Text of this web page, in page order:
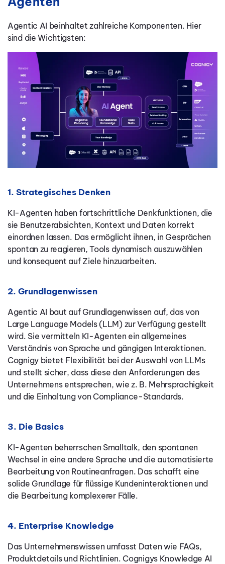
Agentic AI beinhaltet zahlreiche Komponenten. Hier
sind die Wichtigsten:
1. Strategisches Denken
KI-Agenten haben fortschrittliche Denkfunktionen, die
sie Benutzerabsichten, Kontext und Daten korrekt
einordnen lassen. Das ermöglicht ihnen, in Gesprächen
spontan zu reagieren, Tools dynamisch auszuwählen
und konsequent auf Ziele hinzuarbeiten.
2. Grundlagenwissen
Agentic AI baut auf Grundlagenwissen auf, das von
Large Language Models (LLM) zur Verfügung gestellt
wird. Sie vermitteln KI-Agenten ein allgemeines
Verständnis von Sprache und gängigen Interaktionen.
Cognigy bietet Flexibilität bei der Auswahl von LLMs
und stellt sicher, dass diese den Anforderungen des
Unternehmens entsprechen, wie z. B. Mehrsprachigkeit
und die Einhaltung von Compliance-Standards.
3. Die Basics
KI-Agenten beherrschen Smalltalk, den spontanen
Wechsel in eine andere Sprache und die automatisierte
Bearbeitung von Routineanfragen. Das schafft eine
solide Grundlage für flüssige Kundeninteraktionen und
die Bearbeitung komplexerer Fälle.
4. Enterprise Knowledge
Das Unternehmenswissen umfasst Daten wie FAQs,
Produktdetails und Richtlinien. Cognigys Knowledge AI